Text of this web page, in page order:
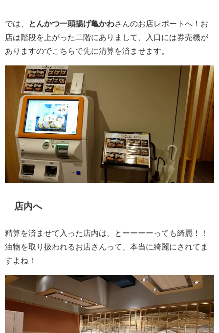
では、 とんかつ一頭揚げ亀かわさんのお店レポートへ！お
店は階段を上がった二階にありまして、入口には券売機が
ありますのでこちらで先に清算を済ませます。
店内へ
精算を済ませて入った店内は、とーーーーっても綺麗！！
油物を取り扱われるお店さんって、本当に綺麗にされてま
すよね！